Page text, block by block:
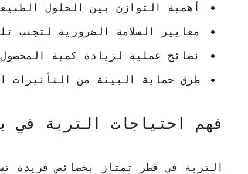
أهمية التوازن بين الحلول
معايير السلامة الضرورية لتجنب
نصائح عملية لزيادة كمية
طرق حماية البيئة من التأثيرات
فهم احتياجات التربة في
التربة في قطر تمتاز بخصائص فريدة